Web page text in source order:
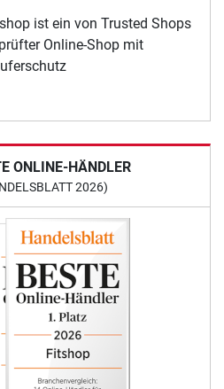
ist ein von Trusted Shops
Online-Shop mit
ONLINE-HÄNDLER
2026)